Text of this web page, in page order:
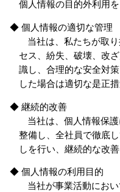
個人情報の目的外利用
◆ 個人情報の適切な管理
当社は、私たちが取
セス、紛失、破壊、改
識し、合理的な安全対
した場合は適切な是正措
◆ 継続的改善
当社は、個人情報保
整備し、全社員で徹底
しを行い、継続的な改善
◆ 個人情報の利用目的
当社が事業活動にお